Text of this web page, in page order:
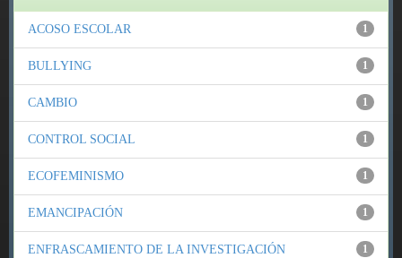
1
ACOSO ESCOLAR
1
BULLYING
1
CAMBIO
1
CONTROL SOCIAL
1
ECOFEMINISMO
1
EMANCIPACIÓN
1
ENFRASCAMIENTO DE LA INVESTIGACIÓN